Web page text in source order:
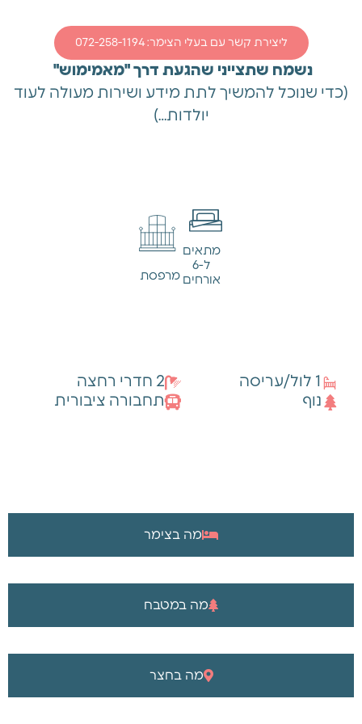
ליצירת קשר עם בעלי הצימר: 072-258-1194
נשמח שתצייני שהגעת דרך "מאמימוש"
(כדי שנוכל להמשיך לתת מידע ושירות מעולה לעוד
יולדות…)
מתאים
ל-6
אורחים מרפסת
מה בצימר
מה במטבח
מה בחצר
1 לול/עריסה
2 חדרי רחצה
נוף
תחבורה ציבורית